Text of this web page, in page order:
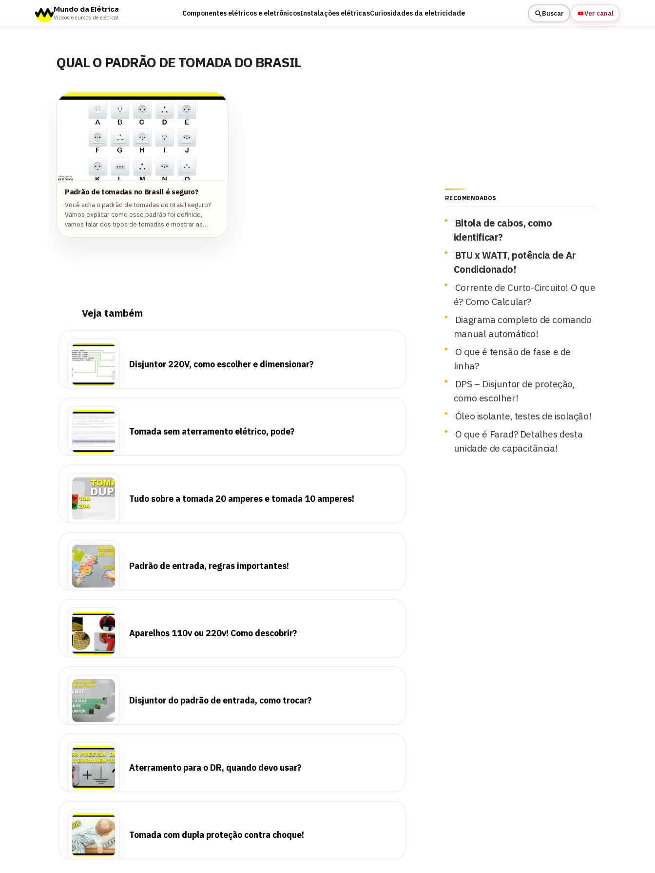
Mundo da Elétrica
Vídeos e cursos de elétrica! Componentes elétricos e eletrônicosInstalações elétricasCuriosidades da eletricidade Buscar Ver canal
QUAL O PADRÃO DE TOMADA DO BRASIL
Padrão de tomadas no Brasil é seguro?
Você acha o padrão de tomadas do Brasil seguro?
Vamos explicar como esse padrão foi definido,
vamos falar dos tipos de tomadas e mostrar as
Veja também
Disjuntor 220V, como escolher e dimensionar?
Tomada sem aterramento elétrico, pode?
Tudo sobre a tomada 20 amperes e tomada 10 amperes!
Padrão de entrada, regras importantes!
Aparelhos 110v ou 220v! Como descobrir?
Disjuntor do padrão de entrada, como trocar?
Aterramento para o DR, quando devo usar?
Tomada com dupla proteção contra choque!
RECOMENDADOS
Bitola de cabos, como
identificar?
BTU x WATT, potência de Ar
Condicionado!
Corrente de Curto-Circuito! O que
é? Como Calcular?
Diagrama completo de comando
manual automático!
O que é tensão de fase e de
linha?
DPS – Disjuntor de proteção,
como escolher!
Óleo isolante, testes de isolação!
O que é Farad? Detalhes desta
unidade de capacitância!